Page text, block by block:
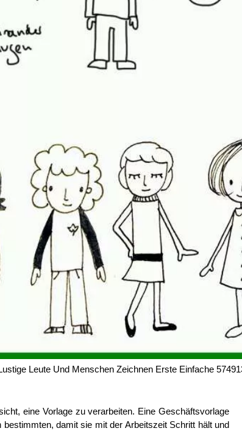
Leute Und Menschen Zeichnen Erste Einfache
eine Vorlage zu verarbeiten. Eine Geschäftsvorlage
damit sie mit der Arbeitszeit Schritt hält und